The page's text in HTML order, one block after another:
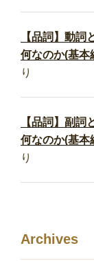
【品詞】動詞
何なのか(基本
り
【品詞】副詞
何なのか(基本
り
Archives